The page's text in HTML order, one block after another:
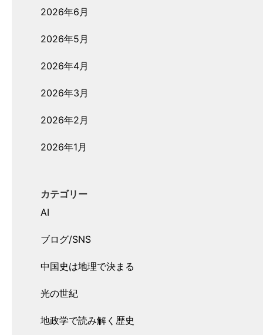
2026年6月
2026年5月
2026年4月
2026年3月
2026年2月
2026年1月
カテゴリー
AI
ブログ/SNS
中国史は地理で決まる
光の世紀
地政学で読み解く歴史